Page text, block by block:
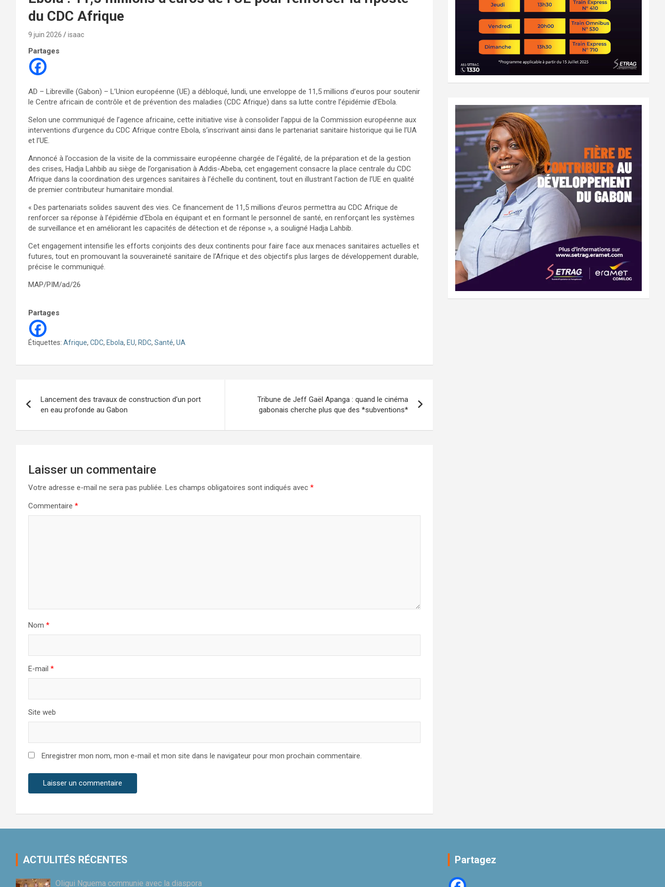
du CDC Afrique
9 juin 2026 isaac
Partages
AD – Libreville (Gabon) – L’Union européenne (UE) a débloqué, lundi, une enveloppe de 11,5 millions d’euros pour soutenir
le Centre africain de contrôle et de prévention des maladies (CDC Afrique) dans sa lutte contre l’épidémie d’Ebola.
Selon une communiqué de l’agence africaine, cette initiative vise à consolider l’appui de la Commission européenne aux
interventions d’urgence du CDC Afrique contre Ebola, s’inscrivant ainsi dans le partenariat sanitaire historique qui lie l’UA
et l’UE.
Annoncé à l’occasion de la visite de la commissaire européenne chargée de l’égalité, de la préparation et de la gestion
des crises, Hadja Lahbib au siège de l’organisation à Addis-Abeba, cet engagement consacre la place centrale du CDC
Afrique dans la coordination des urgences sanitaires à l’échelle du continent, tout en illustrant l’action de l’UE en qualité
de premier contributeur humanitaire mondial.
« Des partenariats solides sauvent des vies. Ce financement de 11,5 millions d’euros permettra au CDC Afrique de
renforcer sa réponse à l’épidémie d’Ebola en équipant et en formant le personnel de santé, en renforçant les systèmes
de surveillance et en améliorant les capacités de détection et de réponse », a souligné Hadja Lahbib.
Cet engagement intensifie les efforts conjoints des deux continents pour faire face aux menaces sanitaires actuelles et
futures, tout en promouvant la souveraineté sanitaire de l’Afrique et des objectifs plus larges de développement durable,
précise le communiqué.
MAP/PIM/ad/26
Partages
Étiquettes: Afrique, CDC, Ebola, EU, RDC, Santé, UA
de
l’article
Lancement des travaux de construction d’un port
en eau profonde au Gabon
Tribune de Jeff Gaël Apanga : quand le cinéma
gabonais cherche plus que des *subventions*
Laisser un commentaire
Votre adresse e-mail ne sera pas publiée. Les champs obligatoires sont indiqués avec *
Commentaire *
Nom *
E-mail *
Site web
Enregistrer mon nom, mon e-mail et mon site dans le navigateur pour mon prochain commentaire.
ACTULITÉS RÉCENTES
Oligui Nguema communie avec la diaspora
Partagez